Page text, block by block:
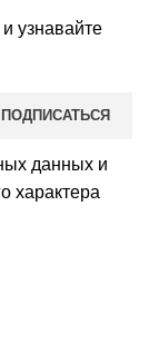
узнавайте
данных и
характера